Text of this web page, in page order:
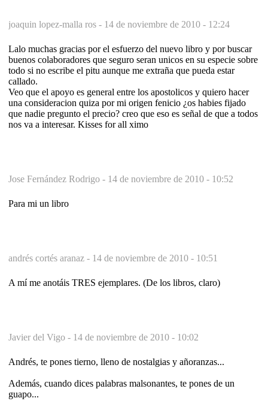
joaquin lopez-malla ros - 14 de noviembre de 2010 - 12:24
Lalo muchas gracias por el esfuerzo del nuevo libro y por buscar
buenos colaboradores que seguro seran unicos en su especie sobre
todo si no escribe el pitu aunque me extraña que pueda estar
callado.
Veo que el apoyo es general entre los apostolicos y quiero hacer
una consideracion quiza por mi origen fenicio ¿os habies fijado
que nadie pregunto el precio? creo que eso es señal de que a todos
nos va a interesar. Kisses for all ximo
Jose Fernández Rodrigo - 14 de noviembre de 2010 - 10:52
Para mi un libro
andrés cortés aranaz - 14 de noviembre de 2010 - 10:51
A mí me anotáis TRES ejemplares. (De los libros, claro)
Javier del Vigo - 14 de noviembre de 2010 - 10:02
Andrés, te pones tierno, lleno de nostalgias y añoranzas...
Además, cuando dices palabras malsonantes, te pones de un
guapo...